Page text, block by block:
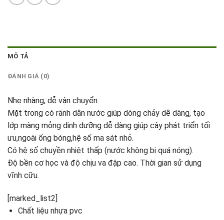
MÔ TẢ
ĐÁNH GIÁ (0)
Nhẹ nhàng, dễ vận chuyển.
Mặt trong có rãnh dẫn nước giúp dòng chảy dễ dàng, tạo
lớp màng mỏng dinh dưỡng dễ dàng giúp cây phát triển tối
ưu,ngoài ống bóng,hệ số ma sát nhỏ.
Có hệ số chuyền nhiệt thấp (nước không bị quá nóng).
Độ bền cơ học và độ chịu va đập cao. Thời gian sử dụng
vĩnh cữu.
[marked_list2]
Chất liệu nhựa pvc